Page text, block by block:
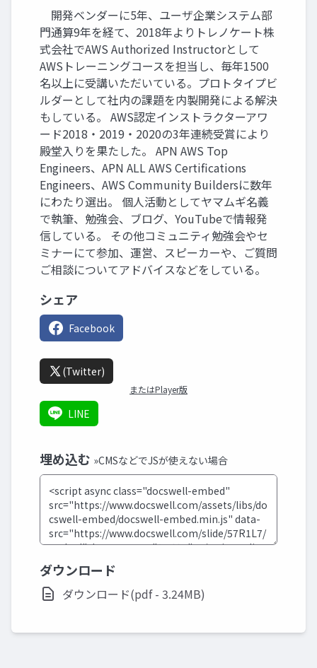
開発ベンダーに5年、ユーザ企業システム部
門通算9年を経て、2018年よりトレノケート株
式会社でAWS Authorized Instructorとして
AWSトレーニングコースを担当し、毎年1500
名以上に受講いただいている。プロトタイプビ
ルダーとして社内の課題を内製開発による解決
もしている。 AWS認定インストラクターアワ
ード2018・2019・2020の3年連続受賞により
殿堂入りを果たした。 APN AWS Top
Engineers、APN ALL AWS Certifications
Engineers、AWS Community Buildersに数年
にわたり選出。 個人活動としてヤマムギ名義
で執筆、勉強会、ブログ、YouTubeで情報発
信している。 その他コミュニティ勉強会やセ
ミナーにて参加、運営、スピーカーや、ご質問
ご相談についてアドバイスなどをしている。
シェア
Facebook
(Twitter)
またはPlayer版
LINE
埋め込む »CMSなどでJSが使えない場合
ダウンロード
ダウンロード(pdf - 3.24MB)